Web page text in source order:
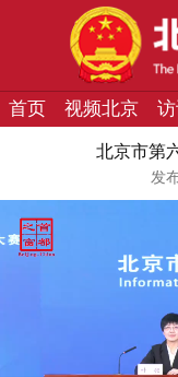
首页 视频北京
北京市第
发